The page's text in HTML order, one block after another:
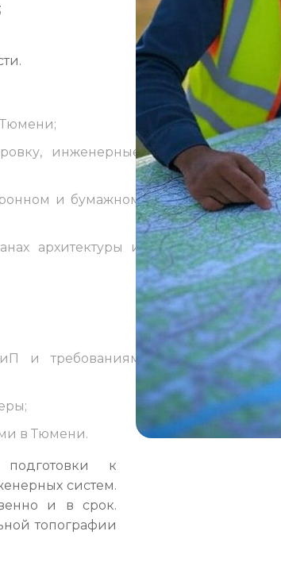
Тюмени;
инженерные
и бумажном
архитектуры и
и требованиям
в Тюмени.
к
систем.
и в срок.
топографии